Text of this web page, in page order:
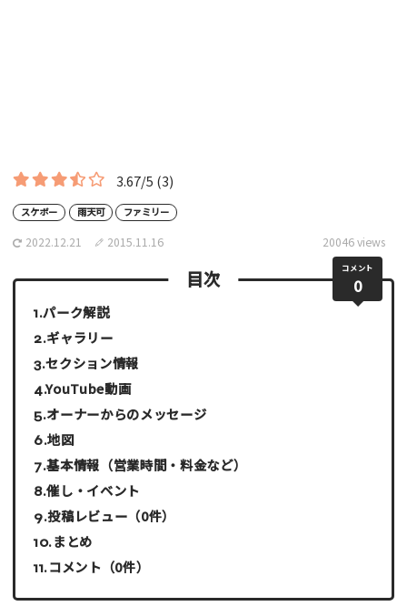
3.67/5 (3)
スケボー 雨天可 ファミリー
2022.12.21 2015.11.16 20046 views
コメント
0
目次
パーク解説
ギャラリー
セクション情報
YouTube動画
オーナーからのメッセージ
地図
基本情報（営業時間・料金など）
催し・イベント
投稿レビュー（0件）
まとめ
コメント（0件）